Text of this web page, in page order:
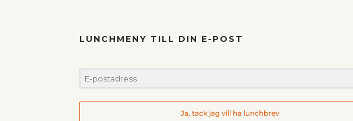
LUNCHMENY TILL DIN E-POST
Ja, tack jag vill ha lunchbrev